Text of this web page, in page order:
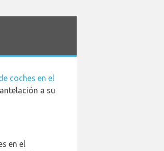
coches en el
a su
en el